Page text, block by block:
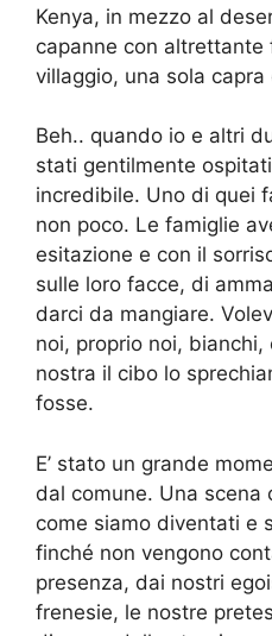
Kenya, in mezzo al
capanne con altrettante
villaggio, una sola capra
Beh.. quando io e altri
stati gentilmente
incredibile. Uno di quei
non poco. Le famiglie
esitazione e con il
sulle loro facce, di
darci da mangiare.
noi, proprio noi,
nostra il cibo lo
fosse.
E’ stato un grande
dal comune. Una scena
come siamo diventati e
finché non vengono
presenza, dai nostri
frenesie, le nostre